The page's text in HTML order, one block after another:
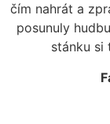
čím nahrát a
posunuly
stánku si